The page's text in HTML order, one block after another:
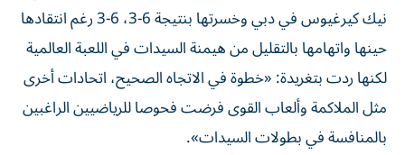
نيك كيرغيوس في دبي وخسرتها بنتيجة 6-3، 6-3 رغم انتقادها
حينها واتهامها بالتقليل من هيمنة السيدات في اللعبة العالمية
لكنها ردت بتغريدة: «خطوة في الاتجاه الصحيح، اتحادات أخرى
مثل الملاكمة وألعاب القوى فرضت فحوصا للرياضيين الراغبين
بالمنافسة في بطولات السيدات».